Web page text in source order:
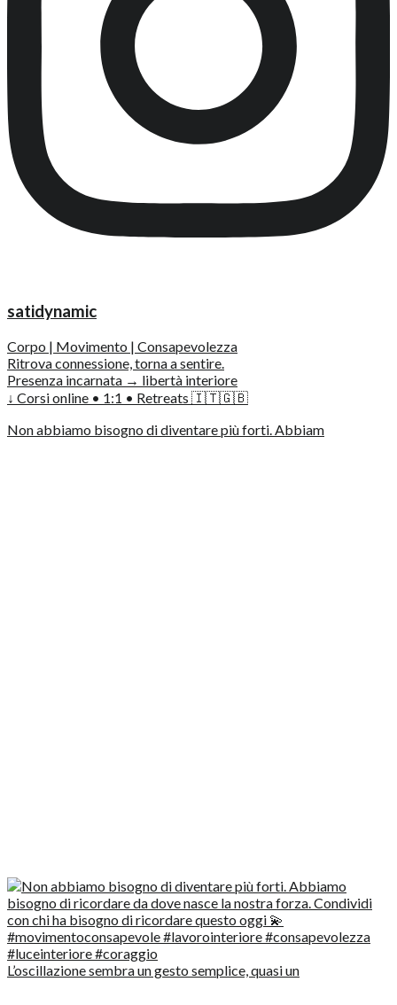
satidynamic
Corpo | Movimento | Consapevolezza
Ritrova connessione, torna a sentire.
Presenza incarnata → libertà interiore
↓ Corsi online • 1:1 • Retreats 🇮🇹🇬🇧
Non abbiamo bisogno di diventare più forti. Abbiam
L’oscillazione sembra un gesto semplice, quasi un